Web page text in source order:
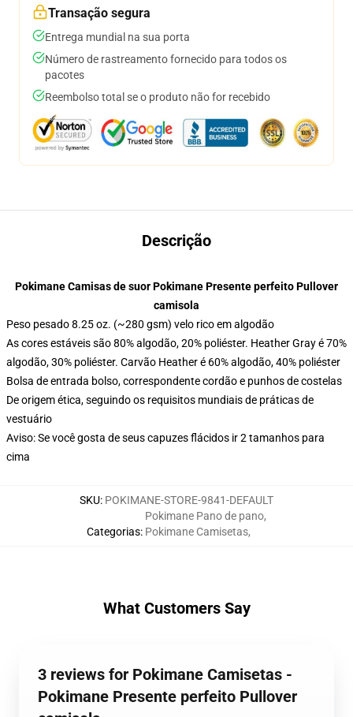
Transação segura
Entrega mundial na sua porta
Número de rastreamento fornecido para todos os
pacotes
Reembolso total se o produto não for recebido
Descrição
Pokimane Camisas de suor Pokimane Presente perfeito Pullover
camisola
Peso pesado 8.25 oz. (~280 gsm) velo rico em algodão
As cores estáveis são 80% algodão, 20% poliéster. Heather Gray é 70%
algodão, 30% poliéster. Carvão Heather é 60% algodão, 40% poliéster
Bolsa de entrada bolso, correspondente cordão e punhos de costelas
De origem ética, seguindo os requisitos mundiais de práticas de
vestuário
Aviso: Se você gosta de seus capuzes flácidos ir 2 tamanhos para
cima
SKU: POKIMANE-STORE-9841-DEFAULT
Categorias:
Pokimane Pano de pano,
Pokimane Camisetas,
What Customers Say
3 reviews for Pokimane Camisetas -
Pokimane Presente perfeito Pullover